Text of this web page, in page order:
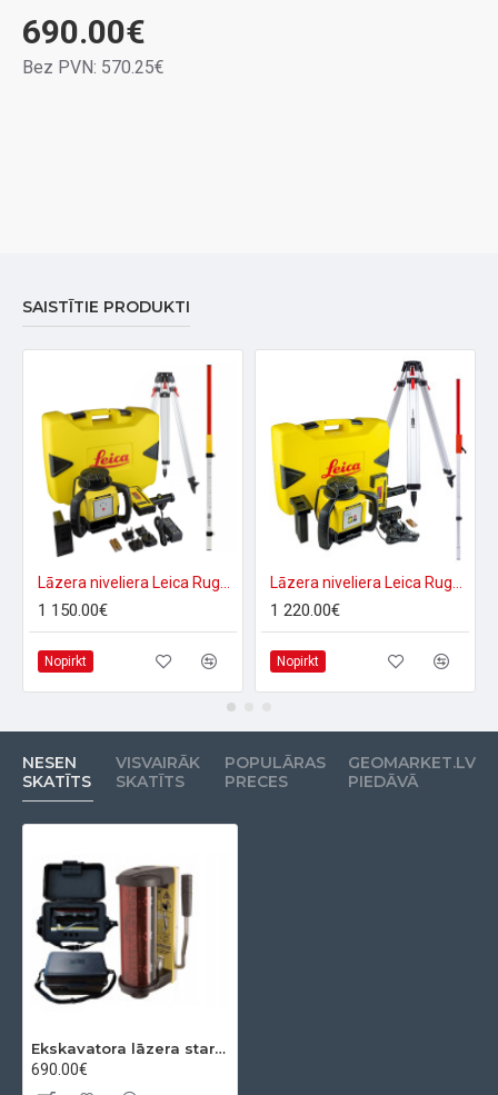
690.00€
Bez PVN: 570.25€
SAISTĪTIE PRODUKTI
1 150.00€
Nopirkt
1 220.00€
Nopirkt
NESEN
SKATĪTS
VISVAIRĀK
SKATĪTS
POPULĀRAS
PRECES
GEOMARKET.LV
PIEDĀVĀ
Ekskavatora lāzera stara uztvērējs LMR240
690.00€